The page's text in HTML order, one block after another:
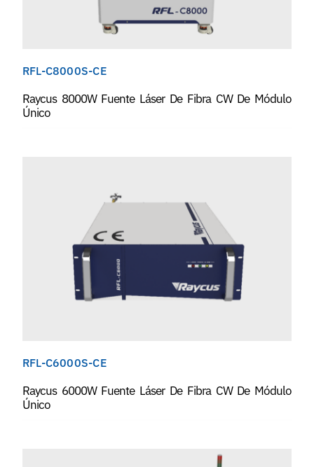
RFL-C8000S-CE
Raycus 8000W Fuente Láser De Fibra CW De Módulo
Único
RFL-C6000S-CE
Raycus 6000W Fuente Láser De Fibra CW De Módulo
Único